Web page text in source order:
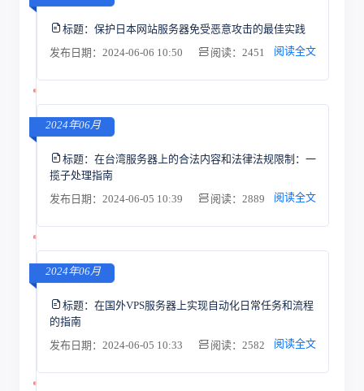
标题： 保护日本网站服务器免受恶意攻击的最佳实践
发布日期：2024-06-06 10:50
阅读：2451 阅读全文
2024年06月
标题： 在台湾服务器上的合法内容和法律法规限制：一
揽子处理指南
发布日期：2024-06-05 10:39
阅读：2889 阅读全文
2024年06月
标题： 在国外VPS服务器上实现自动化日常任务和流程
的指南
发布日期：2024-06-05 10:33
阅读：2582 阅读全文